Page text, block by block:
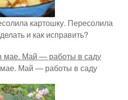
картошку. Пересолила
и как исправить?
Май — работы в саду